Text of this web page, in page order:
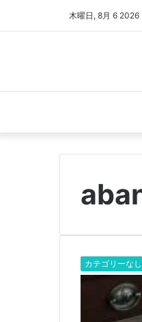
木曜日, 8月 6 2026
カテゴリーなし